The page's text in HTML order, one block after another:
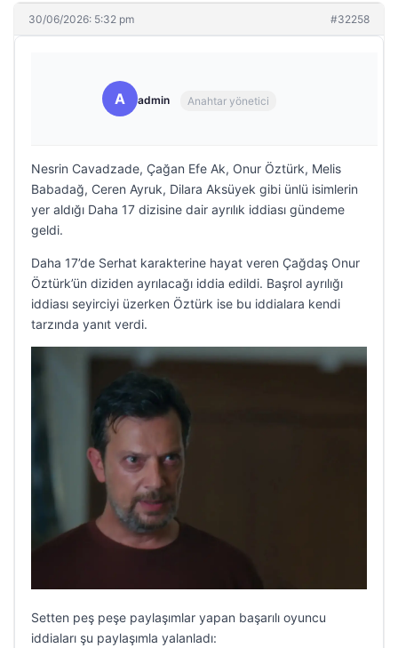
30/06/2026: 5:32 pm #32258
A admin Anahtar yönetici
Nesrin Cavadzade, Çağan Efe Ak, Onur Öztürk, Melis
Babadağ, Ceren Ayruk, Dilara Aksüyek gibi ünlü isimlerin
yer aldığı Daha 17 dizisine dair ayrılık iddiası gündeme
geldi.
Daha 17’de Serhat karakterine hayat veren Çağdaş Onur
Öztürk’ün diziden ayrılacağı iddia edildi. Başrol ayrılığı
iddiası seyirciyi üzerken Öztürk ise bu iddialara kendi
tarzında yanıt verdi.
Setten peş peşe paylaşımlar yapan başarılı oyuncu
iddiaları şu paylaşımla yalanladı: